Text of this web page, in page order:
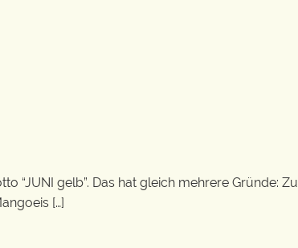
“JUNI gelb”. Das hat gleich mehrere Gründe:
[…]